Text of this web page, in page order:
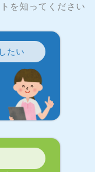
を知ってください
たい